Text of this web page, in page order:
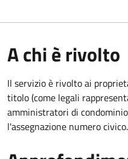
A chi è rivolto
Il servizio è rivolto ai
titolo (come legali
amministratori di
l'assegnazione numero civico.